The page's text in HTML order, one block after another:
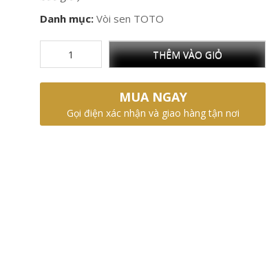
Danh mục: Vòi sen TOTO
THÊM VÀO GIỎ
MUA NGAY
Gọi điện xác nhận và giao hàng tận nơi